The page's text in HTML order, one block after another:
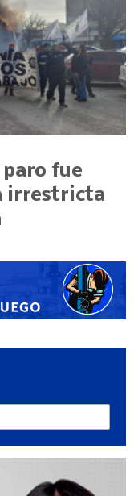
fue
irrestricta